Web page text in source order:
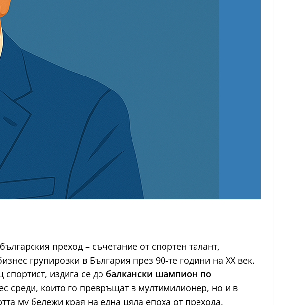
преход – съчетание от спортен талант,
групировки в България през 90-те години на ХХ век.
издига се до балкански шампион по
среди, които го превръщат в мултимилионер, но и в
му бележи края на една цяла епоха от прехода,